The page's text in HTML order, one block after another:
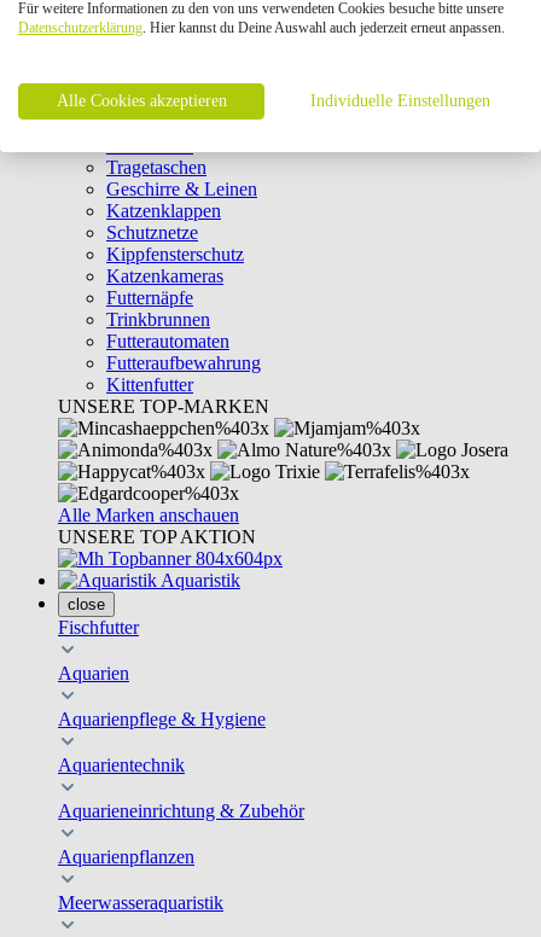
Intelligenzspielzeug
Laserpointer & Elektrospielzeug
Clicker & Target Sticks für Katzen
Weiteres Katzenspielzeug
Transportboxen
Tragetaschen
Geschirre & Leinen
Katzenklappen
Schutznetze
Kippfensterschutz
Katzenkameras
Futternäpfe
Trinkbrunnen
Futterautomaten
Futteraufbewahrung
Kittenfutter
UNSERE TOP-MARKEN
Alle Marken anschauen
UNSERE TOP AKTION
Aquaristik
close
Fischfutter
Aquarien
Aquarienpflege & Hygiene
Aquarientechnik
Aquarieneinrichtung & Zubehör
Aquarienpflanzen
Meerwasseraquaristik
Für weitere Informationen zu den von uns verwendeten Cookies besuche bitte unsere
Datenschutzerklärung. Hier kannst du Deine Auswahl auch jederzeit erneut anpassen.
Alle Cookies akzeptieren Individuelle Einstellungen